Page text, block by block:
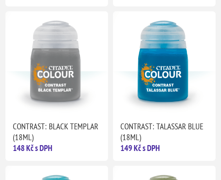
CONTRAST: BLACK TEMPLAR
(18ML)
148 Kč s DPH
CONTRAST: TALASSAR BLUE
(18ML)
149 Kč s DPH